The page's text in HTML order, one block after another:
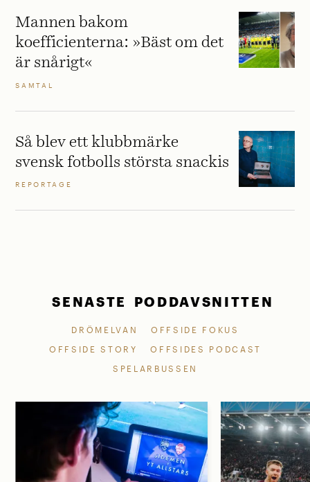
Mannen bakom
koefficienterna: »Bäst om det
är snårigt«
SAMTAL
Så blev ett klubbmärke
svensk fotbolls största snackis
REPORTAGE
SENASTE PODDAVSNITTEN
DRÖMELVAN
OFFSIDE FOKUS
OFFSIDE STORY
OFFSIDES PODCAST
SPELARBUSSEN